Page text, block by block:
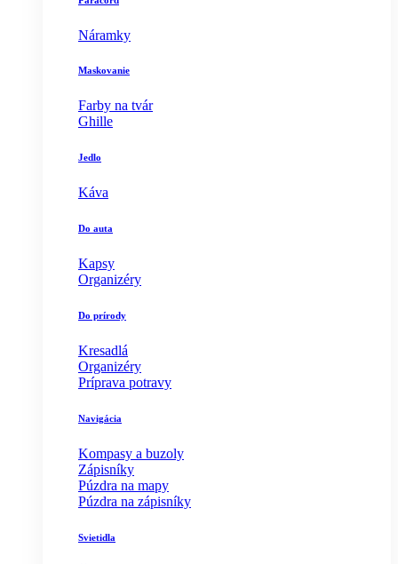
Náramky
Maskovanie
Farby na tvár
Ghille
Jedlo
Káva
Do auta
Kapsy
Organizéry
Do prírody
Kresadlá
Organizéry
Príprava potravy
Navigácia
Kompasy a buzoly
Zápisníky
Púzdra na mapy
Púzdra na zápisníky
Svietidla